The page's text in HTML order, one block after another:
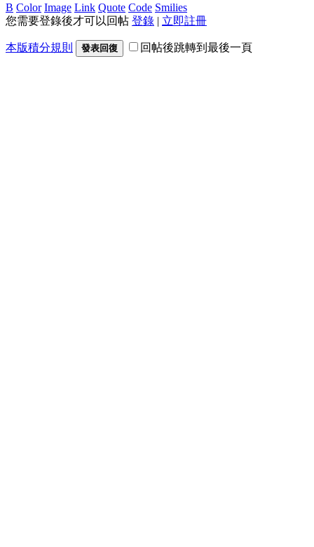
B Color Image Link Quote Code Smilies
您需要登錄後才可以回帖 登錄 | 立即註冊
本版積分規則 發表回復 回帖後跳轉到最後一頁